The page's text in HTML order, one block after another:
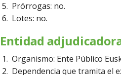
Prórrogas: no.
Lotes: no.
Entidad
Organismo: Ente Público
Dependencia que tramita el